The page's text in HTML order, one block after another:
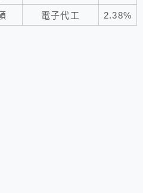
電子代工 2.38%